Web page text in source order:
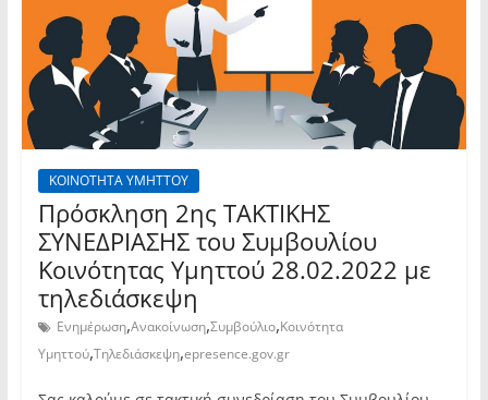
ΚΟΙΝΟΤΗΤΑ ΥΜΗΤΤΟΥ
Πρόσκληση 2ης TAKTIKHΣ
ΣΥΝΕΔΡΙΑΣΗΣ του Συμβουλίου
Κοινότητας Υμηττού 28.02.2022 με
τηλεδιάσκεψη
Ενημέρωση,Ανακοίνωση,Συμβούλιο,Κοινότητα
Υμηττού,Τηλεδιάσκεψη,epresence.gov.gr